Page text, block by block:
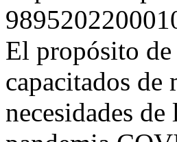
El propósito
capacitados de
necesidades